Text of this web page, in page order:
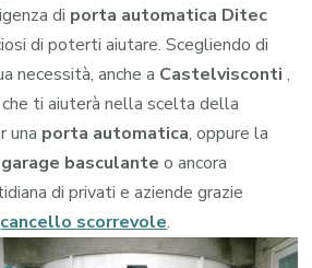
di porta automatica Ditec
di poterti aiutare. Scegliendo di
necessità, anche a Castelvisconti,
ti aiuterà nella scelta della
una porta automatica, oppure la
garage basculante o ancora
di privati e aziende grazie
cancello scorrevole.